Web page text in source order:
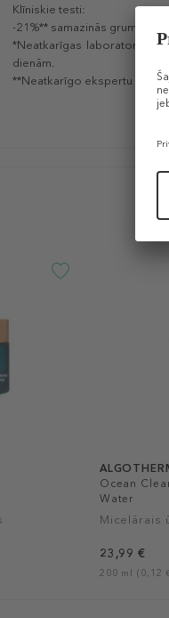
Klīniskie testi:
-21%** samazinās grumbas
*Neatkarīgas laboratorijas
dienām.
**Neatkarīgo ekspertu veikti
Ocean
Water
Micelārais
23,99 €
200 ml (0,12